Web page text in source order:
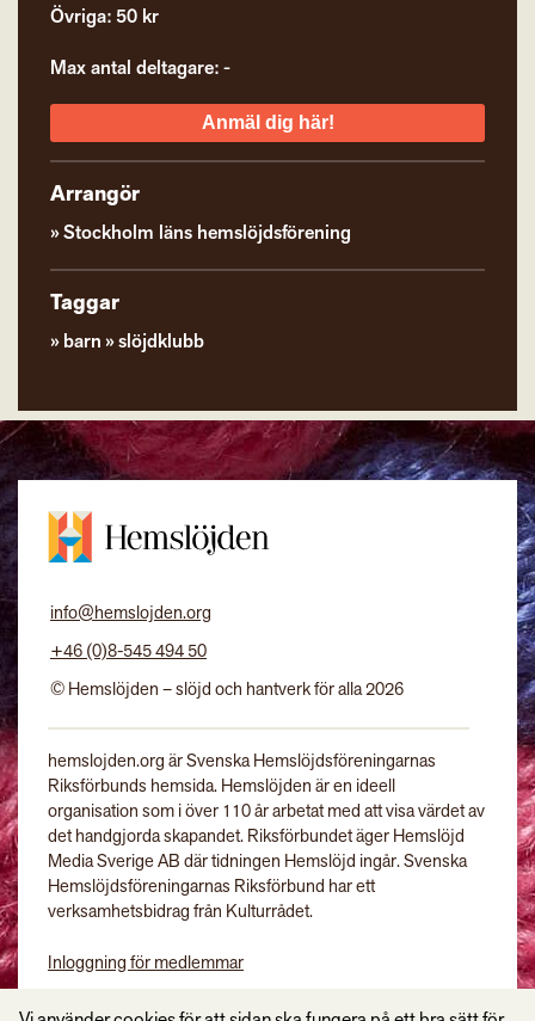
Övriga: 50 kr
Max antal deltagare: -
Anmäl dig här!
Arrangör
Stockholm läns hemslöjdsförening
Taggar
barn slöjdklubb
info@hemslojden.org
+46 (0)8-545 494 50
© Hemslöjden – slöjd och hantverk för alla 2026
hemslojden.org är Svenska Hemslöjdsföreningarnas
Riksförbunds hemsida. Hemslöjden är en ideell
organisation som i över 110 år arbetat med att visa värdet av
det handgjorda skapandet. Riksförbundet äger Hemslöjd
Media Sverige AB där tidningen Hemslöjd ingår. Svenska
Hemslöjdsföreningarnas Riksförbund har ett
verksamhetsbidrag från Kulturrådet.
Inloggning för medlemmar